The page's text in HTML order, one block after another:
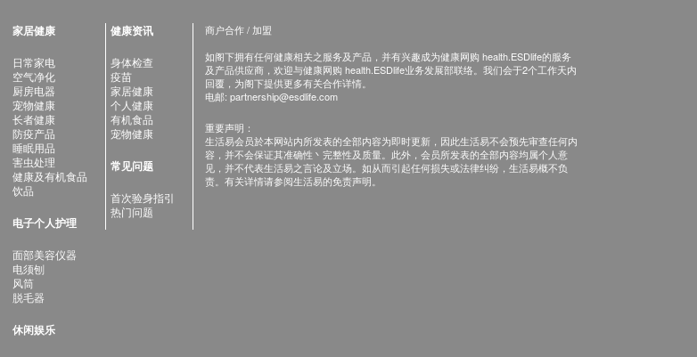
家居健康
日常家电
空气净化
厨房电器
宠物健康
长者健康
防疫产品
睡眠用品
害虫处理
健康及有机食品
饮品
电子个人护理
面部美容仪器
电须刨
风筒
脱毛器
休闲娱乐
健康资讯
身体检查
疫苗
家居健康
个人健康
有机食品
宠物健康
常见问题
首次验身指引
热门问题
商户合作 / 加盟
如阁下拥有任何健康相关之服务及产品，并有兴趣成为健康网购 health.ESDlife的服务
及产品供应商，欢迎与健康网购 health.ESDlife业务发展部联络。我们会于2个工作天内
回覆，为阁下提供更多有关合作详情。
电邮: partnership@esdlife.com
重要声明：
生活易会员於本网站内所发表的全部内容为即时更新，因此生活易不会预先审查任何内
容，并不会保证其准确性丶完整性及质量。此外，会员所发表的全部内容均属个人意
见，并不代表生活易之言论及立场。如从而引起任何损失或法律纠纷，生活易概不负
责。有关详情请参阅生活易的免责声明。